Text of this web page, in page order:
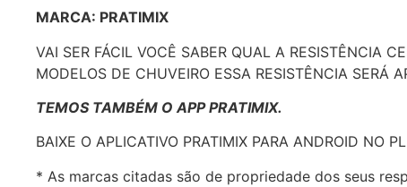
MARCA: PRATIMIX
VAI SER FÁCIL VOCÊ SABER QUAL A RESISTÊNCIA
MODELOS DE CHUVEIRO ESSA RESISTÊNCIA SERÁ
TEMOS TAMBÉM O APP PRATIMIX.
BAIXE O APLICATIVO PRATIMIX PARA ANDROID NO
* As marcas citadas são de propriedade dos seus